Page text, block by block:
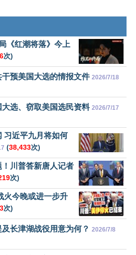
《红潮将落》今上
次)
预美国大选的情报文件 2026/7/18
选、窃取美国选民资料 2026/7/17
习近平九月将如何
(38,433次)
川普答新唐人记者
次)
火今晚或进一步升
次)
长津湖战役用意为何？ 2026/7/8